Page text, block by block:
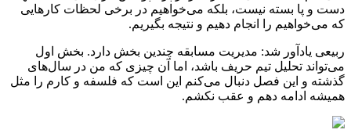
دست و پا بسته نیست، بلکه می‌خواهیم در برخی لحظات کارهایی
که می‌خواهیم را انجام دهیم و نتیجه بگیریم.
ربیعی یادآور شد: مدیریت مسابقه چندین بخش دارد. بخش اول
می‌تواند تحلیل تیم حریف باشد، اما آن چیزی که من در سال‌های
گذشته و این فصل دنبال می‌کنم این است که فلسفه و کارم را مثل
همیشه ادامه دهم و عقب نکشم.